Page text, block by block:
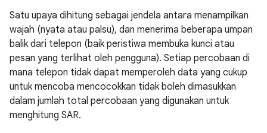
Satu upaya dihitung sebagai jendela antara menampilkan
wajah (nyata atau palsu), dan menerima beberapa umpan
balik dari telepon (baik peristiwa membuka kunci atau
pesan yang terlihat oleh pengguna). Setiap percobaan di
mana telepon tidak dapat memperoleh data yang cukup
untuk mencoba mencocokkan tidak boleh dimasukkan
dalam jumlah total percobaan yang digunakan untuk
menghitung SAR.